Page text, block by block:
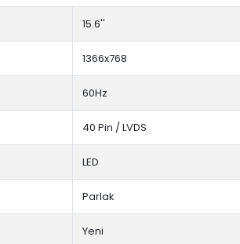
15.6''
1366x768
60Hz
40 Pin / LVDS
LED
Parlak
Yeni